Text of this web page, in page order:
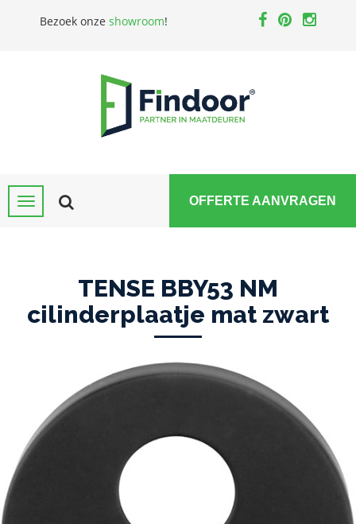
Bezoek onze showroom!
OFFERTE AANVRAGEN
TENSE BBY53 NM
cilinderplaatje mat zwart